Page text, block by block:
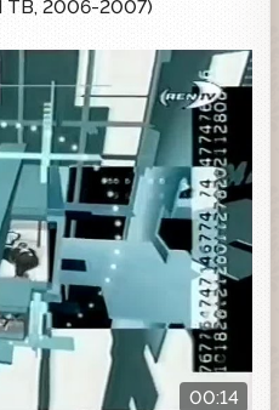
ТВ, 2006-2007)
00:14